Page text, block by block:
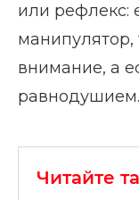
или рефлекс:
манипулятор,
внимание, а
равнодушием.
Читайте